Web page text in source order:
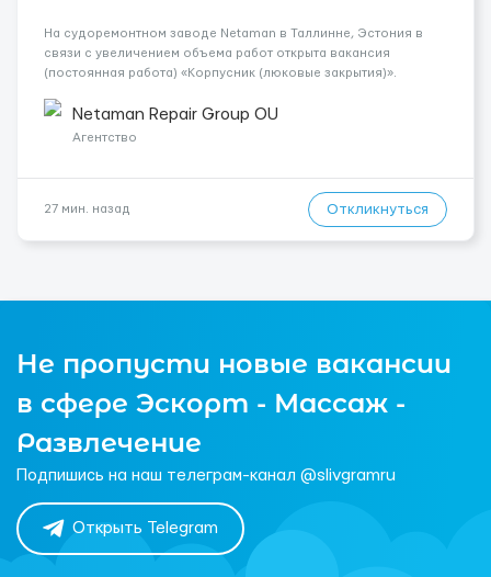
На судоремонтном заводе Netaman в Таллинне, Эстония в
связи с увеличением объема работ открыта вакансия
(постоянная работа) «Корпусник (люковые закрытия)».
люковым закрытиям: замена уплотнительной резины ремонт
корпусных кон...
Netaman Repair Group OU
Агентство
27 мин. назад Откликнуться
Не пропусти новые вакансии
в сфере Эскорт - Массаж -
Развлечение
Подпишись на наш телеграм-канал @slivgramru
Открыть Telegram